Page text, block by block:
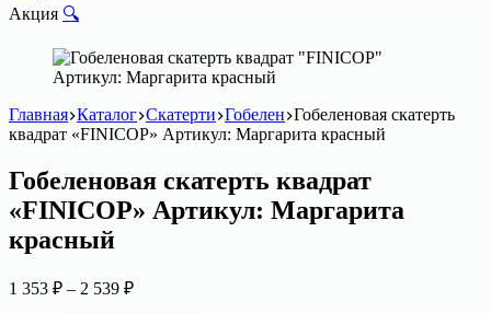
Акция 🔍
Главная Каталог Скатерти Гобелен Гобеленовая скатерть
квадрат «FINICOP» Артикул: Маргарита красный
Гобеленовая скатерть квадрат
«FINICOP» Артикул: Маргарита
красный
1 353 ₽ – 2 539 ₽Диапазон